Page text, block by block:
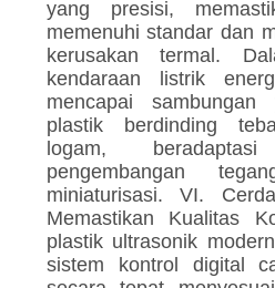
yang presisi,
memenuhi standar dan
kerusakan termal.
kendaraan listrik
mencapai
plastik berdinding
logam,
pengembangan
miniaturisasi. VI.
Memastikan Kualitas
plastik ultrasonik
sistem kontrol digital